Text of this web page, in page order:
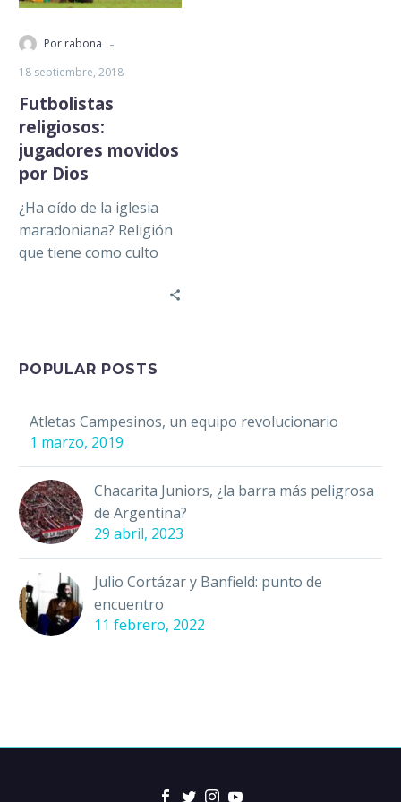
Por rabona -
18 septiembre, 2018
Futbolistas
religiosos:
jugadores movidos
por Dios
¿Ha oído de la iglesia
maradoniana? Religión
que tiene como culto
POPULAR POSTS
Atletas Campesinos, un equipo revolucionario
1 marzo, 2019
Chacarita Juniors, ¿la barra más peligrosa
de Argentina?
29 abril, 2023
Julio Cortázar y Banfield: punto de
encuentro
11 febrero, 2022